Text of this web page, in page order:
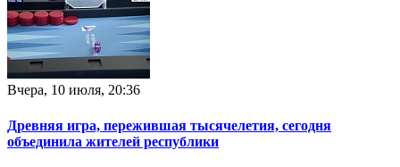
Вчера, 10 июля, 20:36
Древняя игра, пережившая тысячелетия, сегодня
объединила жителей республики